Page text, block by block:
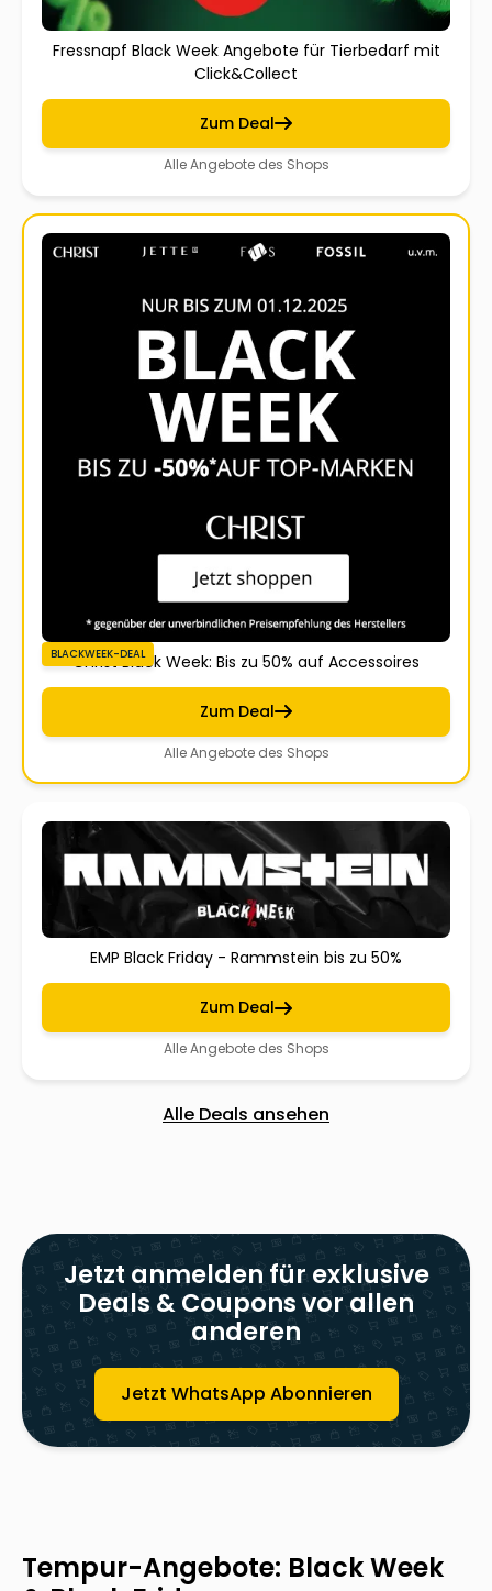
Fressnapf Black Week Angebote für Tierbedarf mit
Click&Collect
Zum Deal
Alle Angebote des Shops
BLACKWEEK-DEAL
Christ Black Week: Bis zu 50% auf Accessoires
Zum Deal
Alle Angebote des Shops
EMP Black Friday - Rammstein bis zu 50%
Zum Deal
Alle Angebote des Shops
Alle Deals ansehen
Jetzt anmelden für exklusive
Deals & Coupons vor allen
anderen
Jetzt WhatsApp Abonnieren
Tempur-Angebote: Black Week